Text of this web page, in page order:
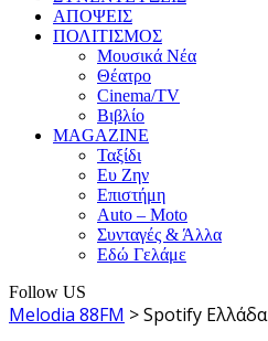
ΑΠΟΨΕΙΣ
ΠΟΛΙΤΙΣΜΟΣ
Μουσικά Νέα
Θέατρο
Cinema/TV
Βιβλίο
MAGAZINE
Ταξίδι
Ευ Ζην
Επιστήμη
Auto – Moto
Συνταγές & Άλλα
Εδώ Γελάμε
Follow US
Melodia 88FM >Spotify Ελλάδα